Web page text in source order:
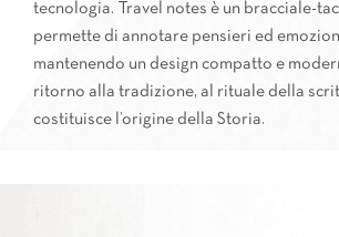
tecnologia. Travel notes è un bracciale-
permette di annotare pensieri ed
mantenendo un design compatto e
ritorno alla tradizione, al rituale della
costituisce l’origine della Storia.